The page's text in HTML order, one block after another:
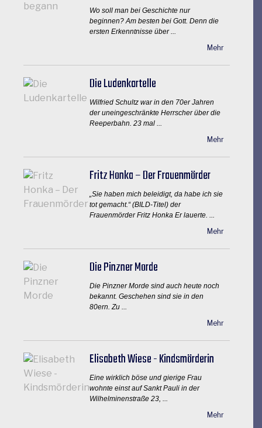
Wo soll man bei Geschichte nur
beginnen? Am besten bei Gott. Denn die
ersten Erkenntnisse über ...
Mehr
Die Ludenkartelle
Wilfried Schultz war in den 70er Jahren
der uneingeschränkte Herrscher über die
Reeperbahn. 23 mal ...
Mehr
Fritz Honka – Der Frauenmörder
„Sie haben mich beleidigt, da habe ich sie
tot gemacht.“ (BILD-Titel) der
Frauenmörder Fritz Honka Er lauerte. ...
Mehr
Die Pinzner Morde
Die Pinzner Morde sind auch heute noch
bekannt. Geschehen sind sie in den
80ern. Zu ...
Mehr
Elisabeth Wiese - Kindsmörderin
Eine wirklich böse und gierige Frau
wohnte einst auf Sankt Pauli in der
Wilhelminenstraße 23, ...
Mehr